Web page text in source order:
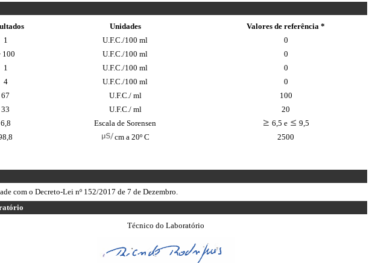
Unidades
Valores de referência *
1 U.F.C./100 ml
0
100 U.F.C./100 ml
0
1 U.F.C./100 ml
0
4 U.F.C./100 ml
0
67 U.F.C./ ml
100
33 U.F.C./ ml
20
6,8 Escala de Sorensen 6,5 e
9,5
cm a 20º C 2500
com o Decreto-Lei nº 152/2017 de 7 de Dezembro.
Técnico do Laboratório